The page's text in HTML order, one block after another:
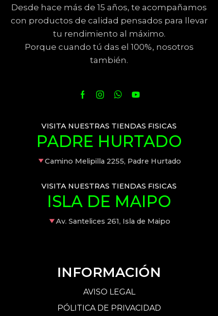
Desde hace más de 15 años, te acompañamos
con productos de calidad pensados para llevar
tu rendimiento al máximo.
Porque cuando tú das el 100%, nosotros
también.
VISITA NUESTRAS TIENDAS FISICAS
PADRE HURTADO
Camino Melipilla 2255, Padre Hurtado
VISITA NUESTRAS TIENDAS FISICAS
ISLA DE MAIPO
Av. Santelices 261, Isla de Maipo
INFORMACIÓN
AVISO LEGAL
PÓLITICA DE PRIVACIDAD